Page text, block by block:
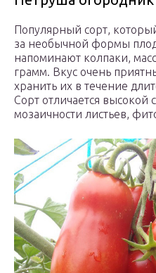
Популярный сорт,
за необычной формы
напоминают колпаки,
грамм. Вкус очень
хранить их в течение
Сорт отличается высокой
мозаичности листьев,